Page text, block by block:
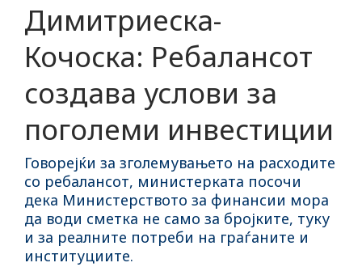
Димитриеска-
Кочоска: Ребалансот
создава услови за
поголеми инвестиции
Говорејќи за зголемувањето на расходите
со ребалансот, министерката посочи
дека Министерството за финансии мора
да води сметка не само за бројките, туку
и за реалните потреби на граѓаните и
институциите.